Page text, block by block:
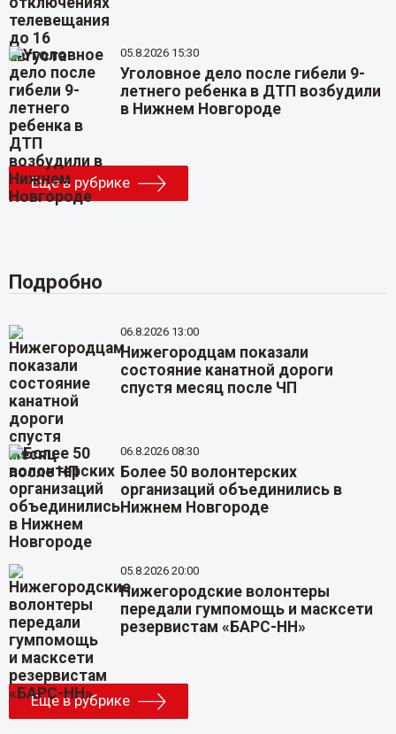
05.8.2026 15:30
Уголовное дело после гибели 9-
летнего ребенка в ДТП возбудили
в Нижнем Новгороде
Еще в рубрике
Подробно
06.8.2026 13:00
Нижегородцам показали
состояние канатной дороги
спустя месяц после ЧП
06.8.2026 08:30
Более 50 волонтерских
организаций объединились в
Нижнем Новгороде
05.8.2026 20:00
Нижегородские волонтеры
передали гумпомощь и масксети
резервистам «БАРС-НН»
Еще в рубрике